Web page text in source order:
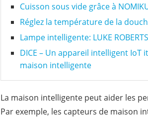
Cuisson sous vide grâce à
Réglez la température de la
Lampe intelligente: LUKE
DICE – Un appareil intelligent
maison intelligente
La maison intelligente peut aider les
Par exemple, les capteurs de maison